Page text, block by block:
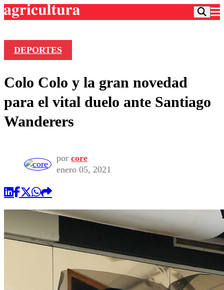
Frecuencias
Agricultura TV
Deportes
Colo Colo
Seleccion Chilena
Universidad de Chile
Entretención
Economía
Sustentabilidad
Publicaciones en medios
Opinión
DEPORTES
Colo Colo y la gran novedad
para el vital duelo ante Santiago
Wanderers
por core
enero 05, 2021